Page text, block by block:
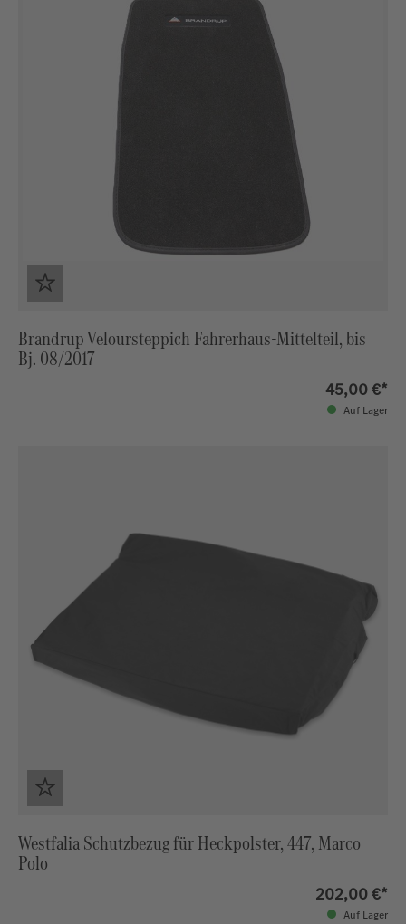
Brandrup Veloursteppich Fahrerhaus-Mittelteil, bis
Bj. 08/2017
45,00 €*
Auf Lager
Westfalia Schutzbezug für Heckpolster, 447, Marco
Polo
202,00 €*
Auf Lager